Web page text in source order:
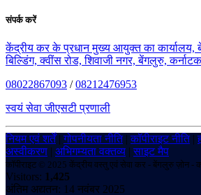
संपर्क करें
केंद्रीय कर के प्रधान मुख्य आयुक्त का कार्यालय,
बिल्डिंग, क्वींस रोड, शिवाजी नगर, बेंगलुरु,
08022867093 /08212476953
स्वयं सेवा जीएसटी प्रणाली
नियम एवं शर्तें|गोपनीयता नीति|कॉपीराइट नीति|
अस्वीकरण | अभिगम्यता वक्तव्य |साइट मैप
कॉपीराइट © 2025 केंद्रीय वस्तु एवं सेवा कर - बेंगलुरु ज़ोन -
Visitors: 1,425
अंतिम अद्यतन: 14 नवंबर 2025